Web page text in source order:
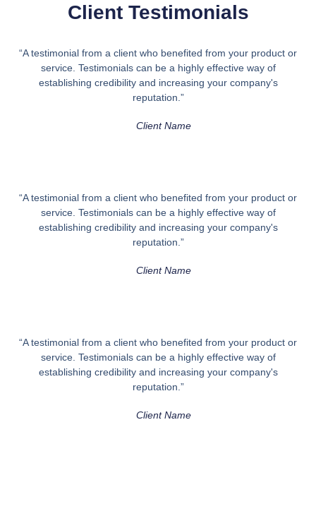
Client Testimonials
“A testimonial from a client who benefited from your product or
service. Testimonials can be a highly effective way of
establishing credibility and increasing your company's
reputation.”
Client Name
“A testimonial from a client who benefited from your product or
service. Testimonials can be a highly effective way of
establishing credibility and increasing your company's
reputation.”
Client Name
“A testimonial from a client who benefited from your product or
service. Testimonials can be a highly effective way of
establishing credibility and increasing your company's
reputation.”
Client Name